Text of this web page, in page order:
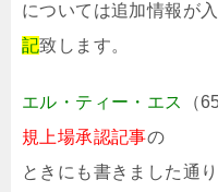
については追加情報が
記致します。
エル・ティー・エス （
規上場承認記事の
ときにも書きました通り